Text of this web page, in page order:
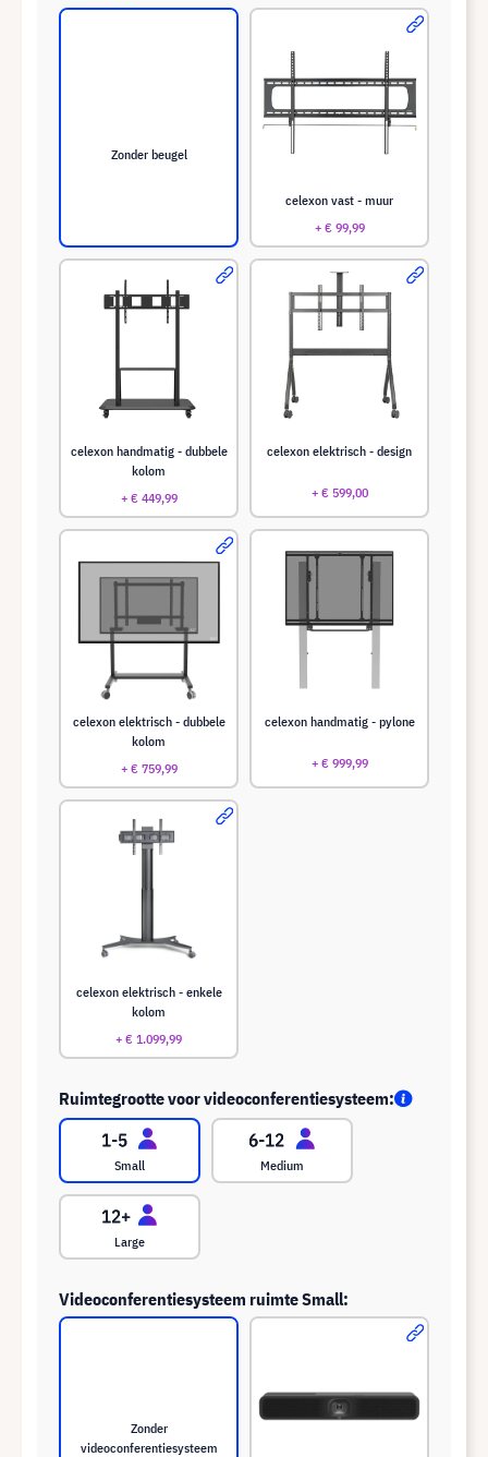
Zonder beugel
celexon vast - muur
+ € 99,99
celexon handmatig - dubbele
kolom
+ € 449,99
celexon elektrisch - design
+ € 599,00
celexon elektrisch - dubbele
kolom
+ € 759,99
celexon handmatig - pylone
+ € 999,99
celexon elektrisch - enkele
kolom
+ € 1.099,99
Ruimtegrootte voor videoconferentiesysteem:
Small Medium
Large
Videoconferentiesysteem ruimte Small:
Zonder
videoconferentiesysteem